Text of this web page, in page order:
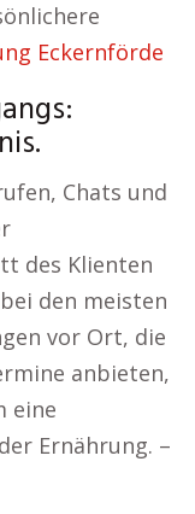
Eckernförde
Chats und
des Klienten
den meisten
vor Ort, die
anbieten,
eine
Ernährung. –